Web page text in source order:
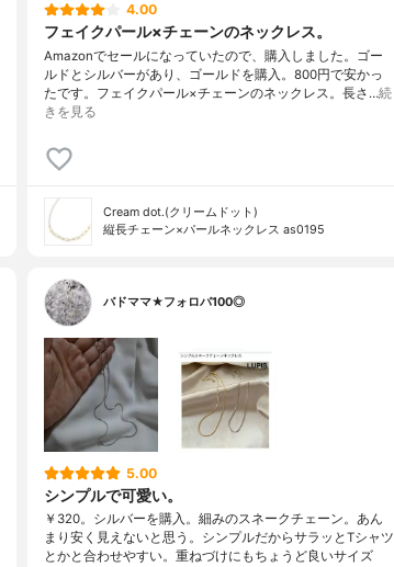
4.00
フェイクパール×チェーンのネックレス。
Amazonでセールになっていたので、購入しました。ゴー
ルドとシルバーがあり、ゴールドを購入。800円で安かっ
たです。フェイクパール×チェーンのネックレス。長さ…続
きを見る
Cream dot.(クリームドット)
縦長チェーン×パールネックレス as0195
バドママ★フォロバ100◎
5.00
シンプルで可愛い。
￥320。シルバーを購入。細みのスネークチェーン。あん
まり安く見えないと思う。シンプルだからサラッとTシャツ
とかと合わせやすい。重ねづけにもちょうど良いサイズ